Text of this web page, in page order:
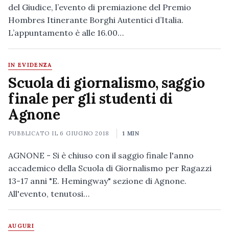
del Giudice, l’evento di premiazione del Premio
Hombres Itinerante Borghi Autentici d’Italia.
L’appuntamento è alle 16.00…
IN EVIDENZA
Scuola di giornalismo, saggio
finale per gli studenti di
Agnone
PUBBLICATO IL 6 GIUGNO 2018 1 MIN
AGNONE - Si è chiuso con il saggio finale l'anno
accademico della Scuola di Giornalismo per Ragazzi
13-17 anni "E. Hemingway" sezione di Agnone.
All'evento, tenutosi…
AUGURI